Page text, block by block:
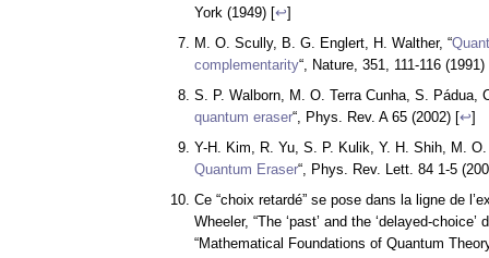
York (1949) [↩]
M. O. Scully, B. G. Englert, H. Walther, “
complementarity“, Nature, 351, 111-116 (1991)
S. P. Walborn, M. O. Terra Cunha, S. Pádua,
quantum eraser“, Phys. Rev. A 65 (2002) [↩]
Y-H. Kim, R. Yu, S. P. Kulik, Y. H. Shih, M. O.
Quantum Eraser“, Phys. Rev. Lett. 84 1-5
Ce “choix retardé” se pose dans la ligne de
Wheeler, “The ‘past’ and the ‘delayed-choice’
“Mathematical Foundations of Quantum